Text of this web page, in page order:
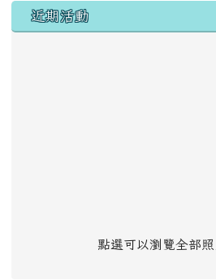
左邊區域內容
近期活動
點選可以瀏覽全部